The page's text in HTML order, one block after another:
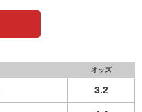
オッズ
3.2